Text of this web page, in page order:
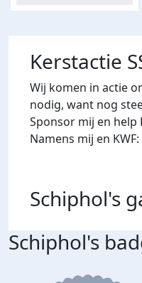
Kerstactie
Wij komen in actie
nodig, want nog
Sponsor mij en help
Namens mij en
Schiphol's
Schiphol's